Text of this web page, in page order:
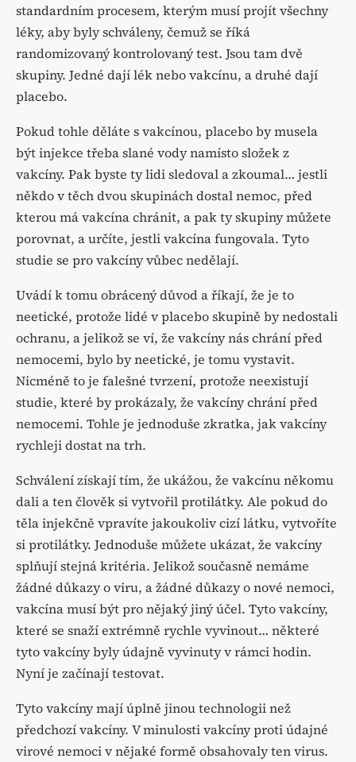
standardním procesem, kterým musí projít všechny
léky, aby byly schváleny, čemuž se říká
randomizovaný kontrolovaný test. Jsou tam dvě
skupiny. Jedné dají lék nebo vakcínu, a druhé dají
placebo.
Pokud tohle děláte s vakcínou, placebo by musela
být injekce třeba slané vody namísto složek z
vakcíny. Pak byste ty lidi sledoval a zkoumal… jestli
někdo v těch dvou skupinách dostal nemoc, před
kterou má vakcína chránit, a pak ty skupiny můžete
porovnat, a určíte, jestli vakcína fungovala. Tyto
studie se pro vakcíny vůbec nedělají.
Uvádí k tomu obrácený důvod a říkají, že je to
neetické, protože lidé v placebo skupině by nedostali
ochranu, a jelikož se ví, že vakcíny nás chrání před
nemocemi, bylo by neetické, je tomu vystavit.
Nicméně to je falešné tvrzení, protože neexistují
studie, které by prokázaly, že vakcíny chrání před
nemocemi. Tohle je jednoduše zkratka, jak vakcíny
rychleji dostat na trh.
Schválení získají tím, že ukážou, že vakcínu někomu
dali a ten člověk si vytvořil protilátky. Ale pokud do
těla injekčně vpravíte jakoukoliv cizí látku, vytvoříte
si protilátky. Jednoduše můžete ukázat, že vakcíny
splňují stejná kritéria. Jelikož současně nemáme
žádné důkazy o viru, a žádné důkazy o nové nemoci,
vakcína musí být pro nějaký jiný účel. Tyto vakcíny,
které se snaží extrémně rychle vyvinout… některé
tyto vakcíny byly údajně vyvinuty v rámci hodin.
Nyní je začínají testovat.
Tyto vakcíny mají úplně jinou technologii než
předchozí vakcíny. V minulosti vakcíny proti údajné
virové nemoci v nějaké formě obsahovaly ten virus.